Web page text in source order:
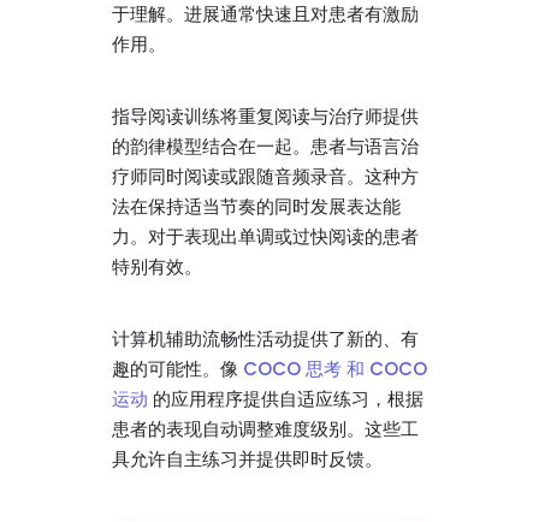
于理解。进展通常快速且对患者有激励
作用。
指导阅读训练将重复阅读与治疗师提供
的韵律模型结合在一起。患者与语言治
疗师同时阅读或跟随音频录音。这种方
法在保持适当节奏的同时发展表达能
力。对于表现出单调或过快阅读的患者
特别有效。
计算机辅助流畅性活动提供了新的、有
趣的可能性。像 COCO 思考 和 COCO
运动 的应用程序提供自适应练习，根据
患者的表现自动调整难度级别。这些工
具允许自主练习并提供即时反馈。